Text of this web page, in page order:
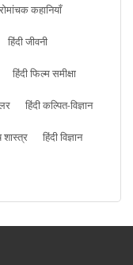
कहानियाँ
हिंदी जीवनी
हिंदी फिल्म समीक्षा
हिंदी कल्पित-विज्ञान
शास्त्र
हिंदी विज्ञान